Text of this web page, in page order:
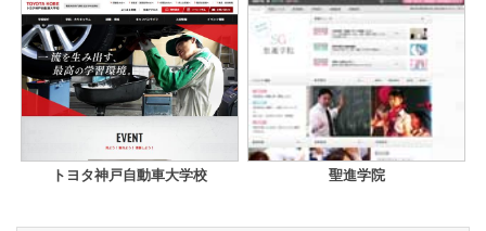
トヨタ神戸自動車大学校 聖進学院